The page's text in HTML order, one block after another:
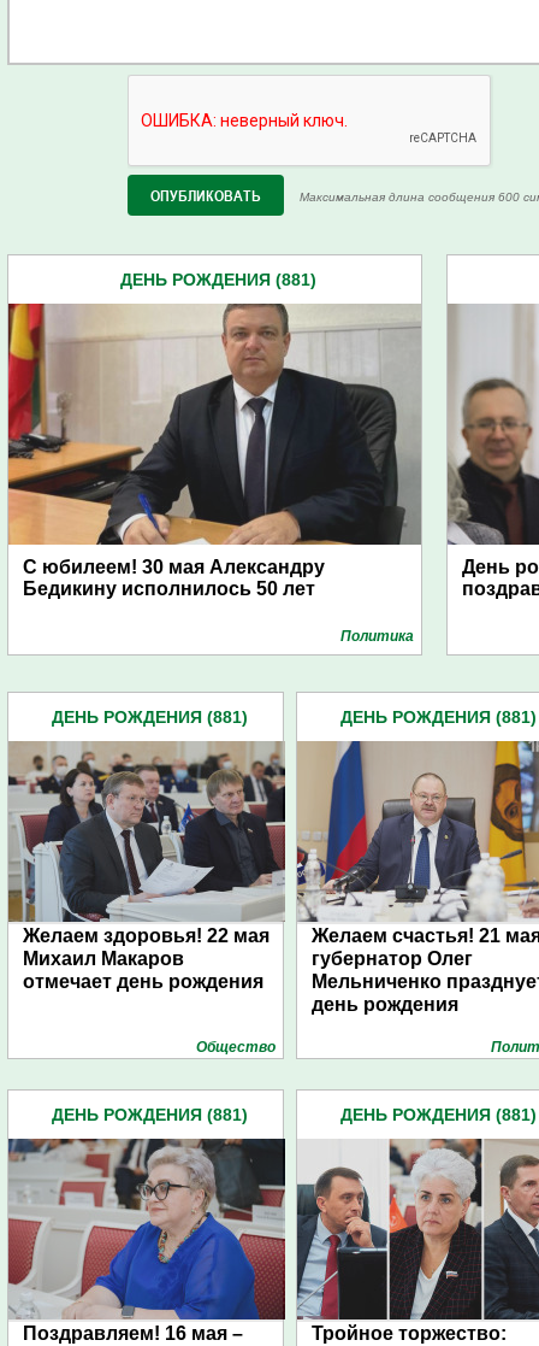
Максимальная длина сообщения 600
ДЕНЬ РОЖДЕНИЯ (881)
С юбилеем! 30 мая Александру
Бедикину исполнилось 50 лет
Политика
День
ДЕНЬ РОЖДЕНИЯ (881)
Желаем здоровья! 22 мая
Михаил Макаров
отмечает день рождения
Общество
ДЕНЬ РОЖДЕНИЯ (881)
Желаем счастья! 21
губернатор Олег
Мельниченко
день рождения
ДЕНЬ РОЖДЕНИЯ (881)
Поздравляем! 16 мая –
ДЕНЬ РОЖДЕНИЯ (881)
Тройное торжество: